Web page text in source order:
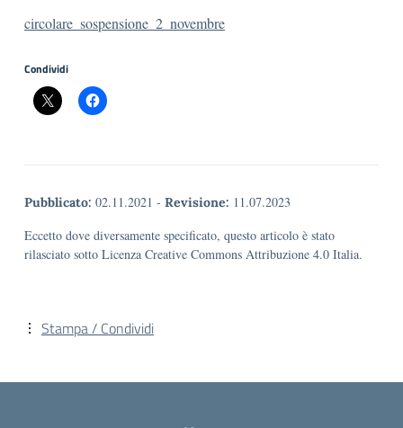
circolare_sospensione_2_novembre
Condividi
Pubblicato: 02.11.2021 - Revisione: 11.07.2023
Eccetto dove diversamente specificato, questo articolo è stato
rilasciato sotto Licenza Creative Commons Attribuzione 4.0 Italia.
Stampa / Condividi